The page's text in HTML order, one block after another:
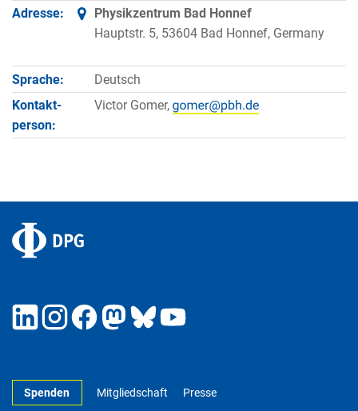
Adresse:
Physikzentrum Bad Honnef
Hauptstr. 5, 53604 Bad Honnef, Germany
Sprache:
Deutsch
Kontakt­
person:
Victor Gomer,
Spenden Mitgliedschaft Presse